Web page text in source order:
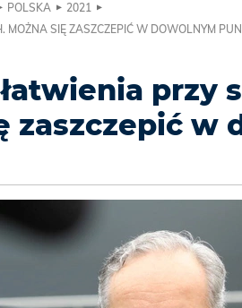
POLSKA
2021
MOŻNA SIĘ ZASZCZEPIĆ W DOWOLNYM
przy
zaszczepić w